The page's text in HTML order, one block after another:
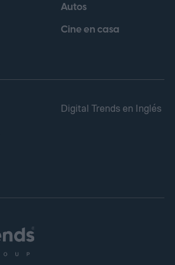
Autos
Cine en casa
Digital Trends en Inglés